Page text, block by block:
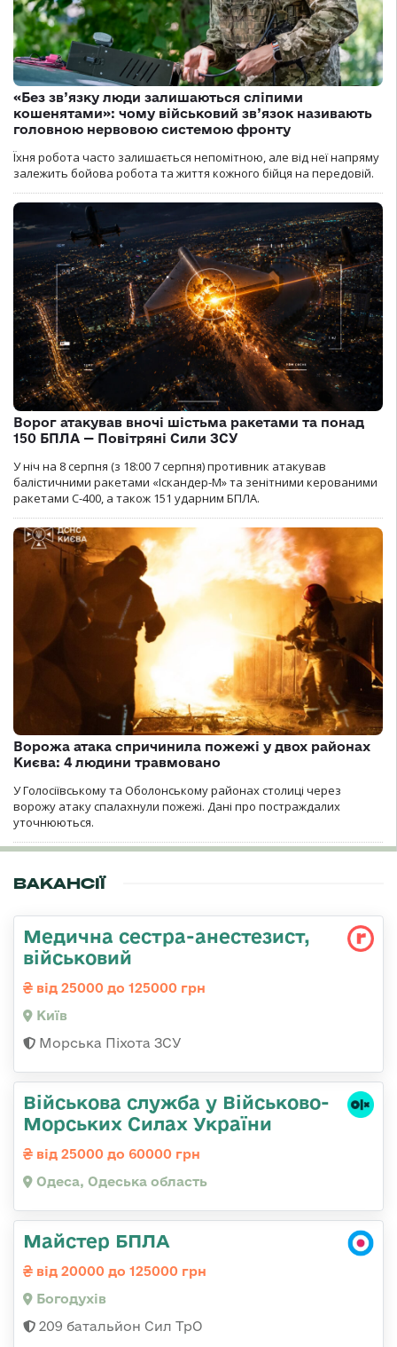
«Без зв’язку люди залишаються сліпими
кошенятами»: чому військовий зв’язок називають
головною нервовою системою фронту
Їхня робота часто залишається непомітною, але від неї напряму
залежить бойова робота та життя кожного бійця на передовій.
Ворог атакував вночі шістьма ракетами та понад
150 БПЛА — Повітряні Сили ЗСУ
У ніч на 8 серпня (з 18:00 7 серпня) противник атакував
балістичними ракетами «Іскандер-М» та зенітними керованими
ракетами С-400, а також 151 ударним БПЛА.
Ворожа атака спричинила пожежі у двох районах
Києва: 4 людини травмовано
У Голосіївському та Оболонському районах столиці через
ворожу атаку спалахнули пожежі. Дані про постраждалих
уточнюються.
ВАКАНСІЇ
Медична сестpа-анестезист,
військовий
від 25000 до 125000 грн
Київ
Морська Піхота ЗСУ
Військова служба у Військово-
Морських Силах України
від 25000 до 60000 грн
Одеса, Одеська область
Майстер БПЛА
від 20000 до 125000 грн
Богодухів
209 батальйон Сил ТрО